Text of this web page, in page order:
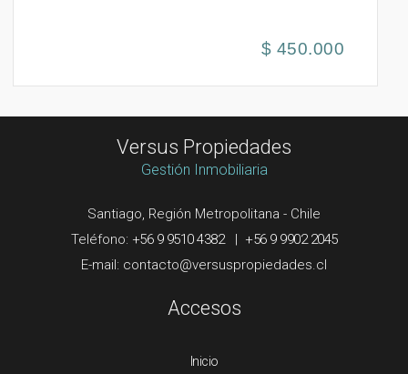
$ 450.000
Versus Propiedades
Gestión Inmobiliaria
Santiago, Región Metropolitana - Chile
Teléfono: +56 9 9510 4382| +56 9 9902 2045
E-mail:
Accesos
Inicio